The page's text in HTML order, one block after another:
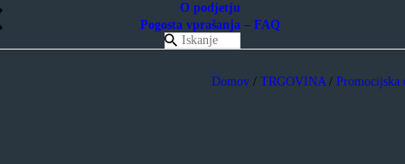
O podjetju
Pogosta vprašanja – FAQ
Domov/ TRGOVINA/ Promocijska